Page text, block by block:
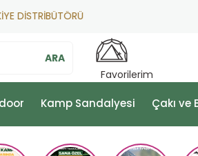
ARA
Favorilerim
Kamp Sandalyesi Çakı ve